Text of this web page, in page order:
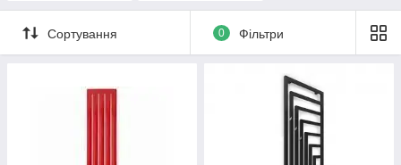
Сортування 0 Фільтри